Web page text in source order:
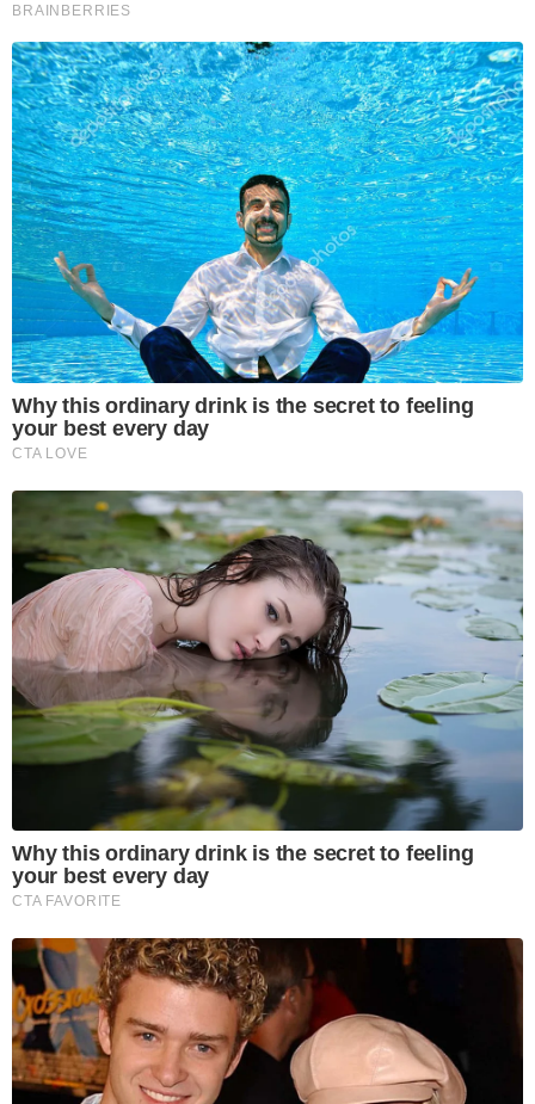
BRAINBERRIES
Why this ordinary drink is the secret to feeling
your best every day
CTA LOVE
Why this ordinary drink is the secret to feeling
your best every day
CTA FAVORITE